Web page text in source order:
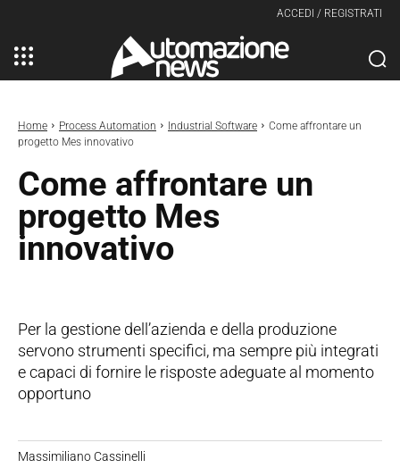
ACCEDI / REGISTRATI
Home Process Automation Industrial Software
Come affrontare un
progetto Mes innovativo
Come affrontare un
progetto Mes
innovativo
Per la gestione dell’azienda e della produzione
servono strumenti specifici, ma sempre più integrati
e capaci di fornire le risposte adeguate al momento
opportuno
Massimiliano Cassinelli